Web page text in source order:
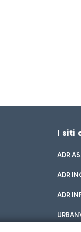
I siti
ADR
ADR
ADR